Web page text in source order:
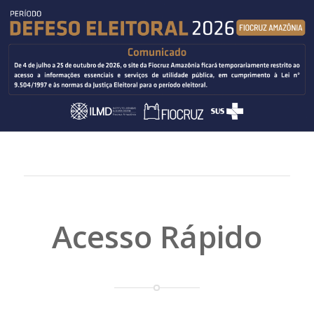
Acesso Rápido